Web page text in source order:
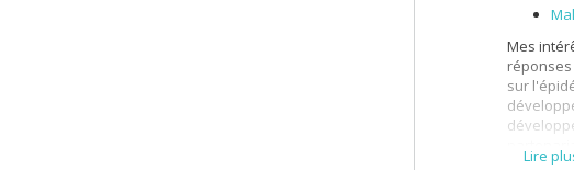
Mes
sur
Lire